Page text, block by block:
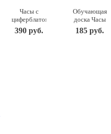
Часы с
циферблатом
под
роспись –
390 руб.
Обучающая
доска Часы
IG0014
Мастер
185 руб.